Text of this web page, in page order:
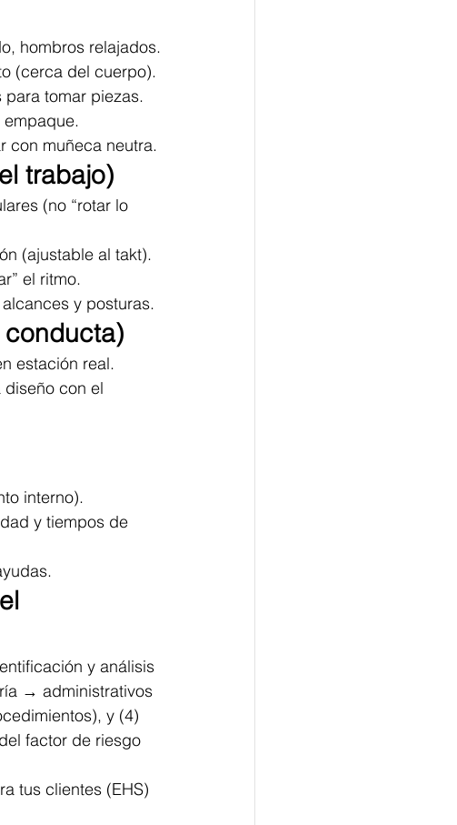
hombros relajados.
(cerca del cuerpo).
tomar piezas.
con muñeca neutra.
trabajo)
(no “rotar lo
(ajustable al takt).
el ritmo.
y posturas.
estación real.
con el
interno).
y tiempos de
y análisis
→ administrativos
y (4)
factor de riesgo
tus clientes (EHS)